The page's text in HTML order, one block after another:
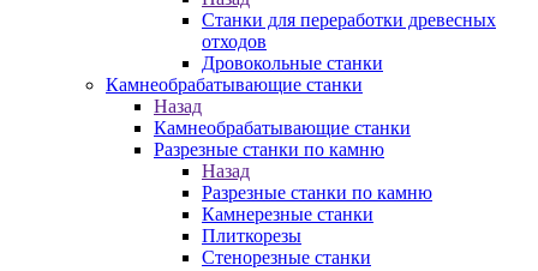
Станки для переработки древесных
отходов
Дровокольные станки
Камнеобрабатывающие станки
Назад
Камнеобрабатывающие станки
Разрезные станки по камню
Назад
Разрезные станки по камню
Камнерезные станки
Плиткорезы
Стенорезные станки